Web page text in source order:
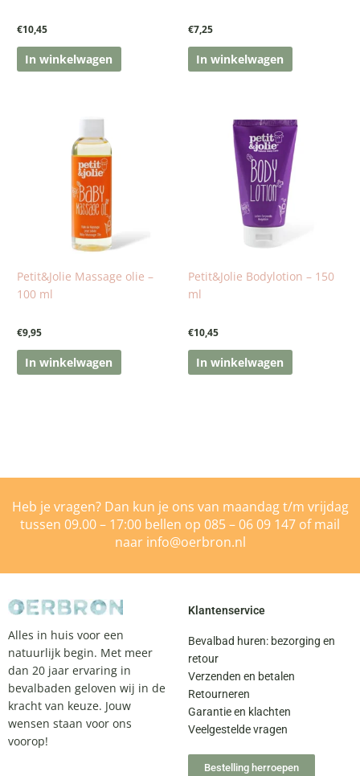
€10,45
In winkelwagen
€7,25
In winkelwagen
Petit&Jolie Massage olie –
100 ml
€9,95
In winkelwagen
Petit&Jolie Bodylotion – 150
ml
€10,45
In winkelwagen
Heb je vragen? Dan kun je ons van maandag t/m vrijdag
tussen 09.00 – 17:00 bellen op 085 – 06 09 147 of mail
naar info@oerbron.nl
Alles in huis voor een
natuurlijk begin. Met meer
dan 20 jaar ervaring in
bevalbaden geloven wij in de
kracht van keuze. Jouw
wensen staan voor ons
voorop!
Klantenservice
Bevalbad huren: bezorging en
retour
Verzenden en betalen
Retourneren
Garantie en klachten
Veelgestelde vragen
Bestelling herroepen